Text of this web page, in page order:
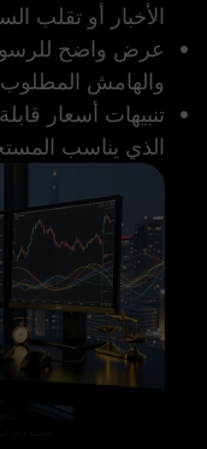
الأخبار أو تقلب
عرض واضح للرسوم،
والهامش
تنبيهات أسعار
الذي يناسب